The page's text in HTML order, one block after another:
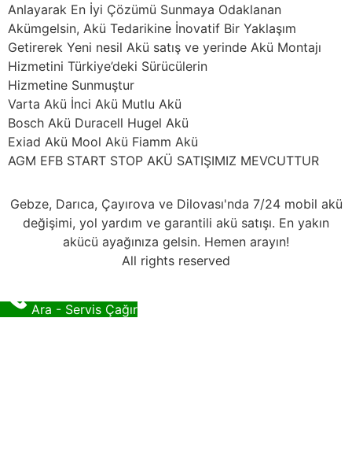
Anlayarak En İyi Çözümü Sunmaya Odaklanan
Akümgelsin, Akü Tedarikine İnovatif Bir Yaklaşım
Getirerek Yeni nesil Akü satış ve yerinde Akü Montajı
Hizmetini Türkiye’deki Sürücülerin
Hizmetine Sunmuştur
Varta Akü İnci Akü Mutlu Akü
Bosch Akü Duracell Hugel Akü
Exiad Akü Mool Akü Fiamm Akü
AGM EFB START STOP AKÜ SATIŞIMIZ MEVCUTTUR
Gebze, Darıca, Çayırova ve Dilovası'nda 7/24 mobil akü
değişimi, yol yardım ve garantili akü satışı. En yakın
akücü ayağınıza gelsin. Hemen arayın!
All rights reserved
Ara - Servis Çağır